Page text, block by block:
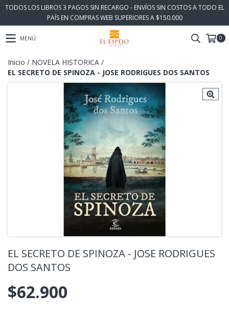
TODOS LOS LIBROS 3 PAGOS SIN RECARGO - ENVÍOS SIN COSTOS A TODO EL
PAÍS EN COMPRAS WEB SUPERIORES A $150.000
MENÚ 0
Inicio / NOVELA HISTORICA /
EL SECRETO DE SPINOZA - JOSE RODRIGUES DOS SANTOS
EL SECRETO DE SPINOZA - JOSE RODRIGUES
DOS SANTOS
$62.900